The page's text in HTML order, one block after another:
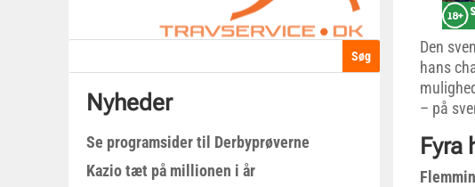
Nyheder
Se programsider til Derbyprøverne
Kazio tæt på millionen i år
Den
hans
– på
Fyra